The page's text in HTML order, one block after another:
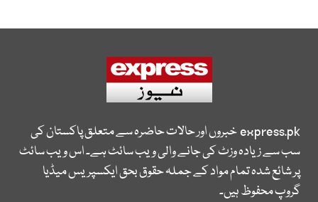
express.pkخبروں اور حالات حاضرہ سے متعلق پاکستان کی
سب سے زیادہ وزٹ کی جانے والی ویب سائٹ ہے۔ اس ویب سائٹ
پر شائع شدہ تمام مواد کے جملہ حقوق بحق ایکسپریس میڈیا
گروپ محفوظ ہیں۔